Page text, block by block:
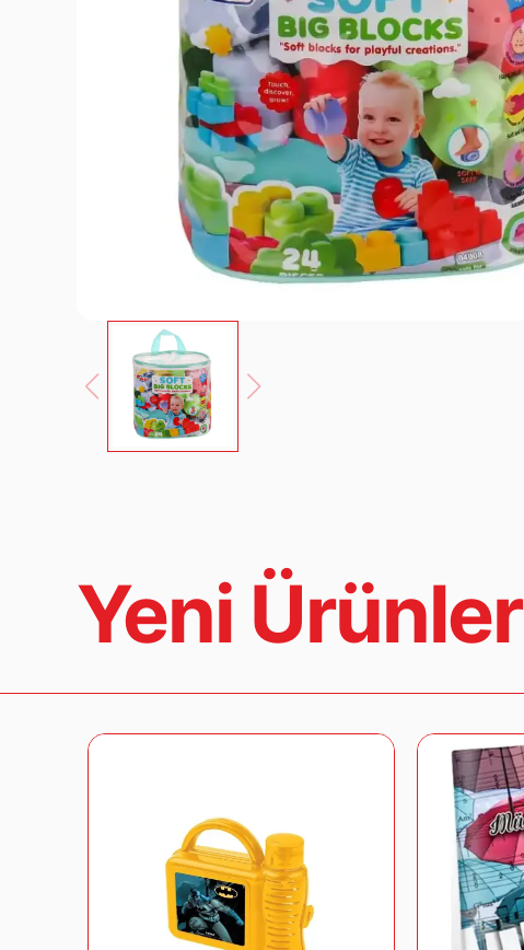
Yeni Ürünler